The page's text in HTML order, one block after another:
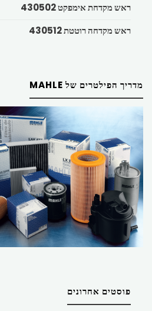
ראש מקדחת אימפקט 430502
ראש מקדחה רוטטת 430512
מדריך הפילטרים של MAHLE
פוסטים אחרונים